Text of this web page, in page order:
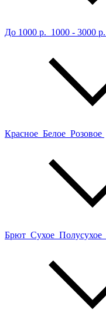
До 1000 р. 1000 - 3000 р.
Красное Белое Розовое
Брют Сухое Полусухое